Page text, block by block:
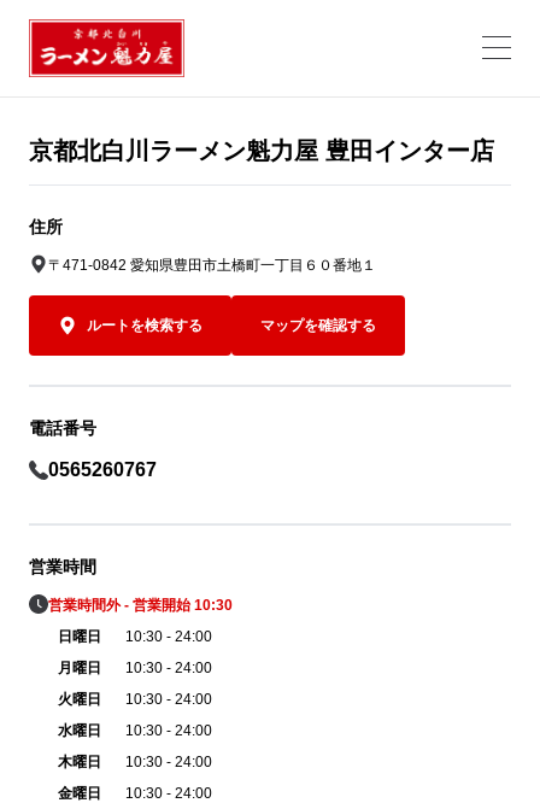
京都北白川ラーメン魁力屋 豊田インター店
住所
〒471-0842 愛知県豊田市土橋町一丁目６０番地１
ルートを検索する マップを確認する
電話番号
0565260767
営業時間
営業時間外 - 営業開始 10:30
日曜日
10:30 - 24:00
月曜日
10:30 - 24:00
火曜日
10:30 - 24:00
水曜日
10:30 - 24:00
木曜日
10:30 - 24:00
金曜日
10:30 - 24:00